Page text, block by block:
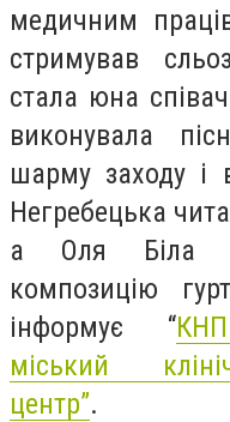
медичним
стримував
стала юна
виконувала
шарму заходу і
Негребецька
а Оля Біла
композицію
інформує “
міський
центр”.